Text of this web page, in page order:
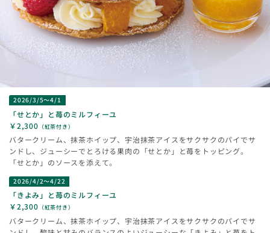
2026/3/5～4/1
「せとか」と苺のミルフィーユ
￥2,300 （紅茶付き）
バタークリーム、抹茶ホイップ、宇治抹茶アイスをサクサクのパイでサ
ンドし、ジューシーでとろける果肉の「せとか」と苺をトッピング。
「せとか」のソースを添えて。
2026/4/2～4/22
「きよみ」と苺のミルフィーユ
￥2,300 （紅茶付き）
バタークリーム、抹茶ホイップ、宇治抹茶アイスをサクサクのパイでサ